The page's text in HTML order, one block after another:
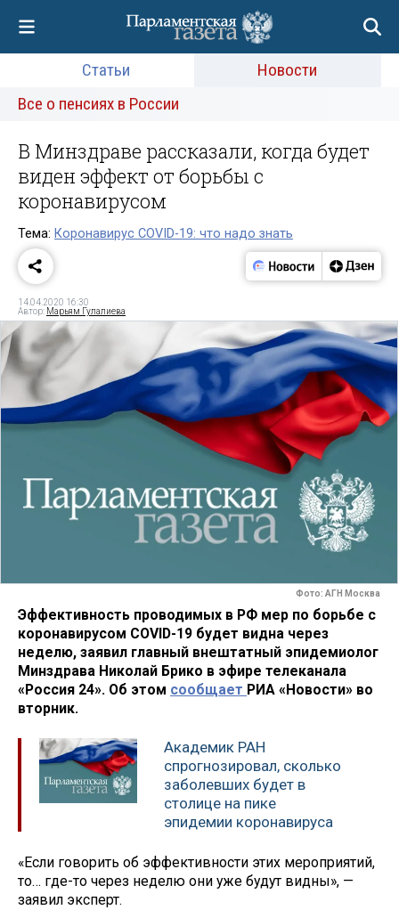
Статьи
Новости
Все о пенсиях в России
В Минздраве рассказали, когда будет
виден эффект от борьбы с
коронавирусом
Тема: Коронавирус COVID-19: что надо знать
14.04.2020 16:30
Автор: Марьям Гулалиева
Фото: АГН Москва
Эффективность проводимых в РФ мер по борьбе с
коронавирусом COVID-19 будет видна через
неделю, заявил главный внештатный эпидемиолог
Минздрава Николай Брико в эфире телеканала
«Россия 24». Об этом сообщает РИА «Новости» во
вторник.
Академик РАН
спрогнозировал, сколько
заболевших будет в
столице на пике
эпидемии коронавируса
«Если говорить об эффективности этих мероприятий,
то… где-то через неделю они уже будут видны», —
заявил эксперт.